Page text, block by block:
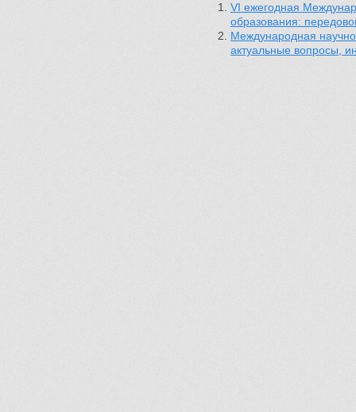
VI ежегодная
образования:
Международная
актуальные вопросы,